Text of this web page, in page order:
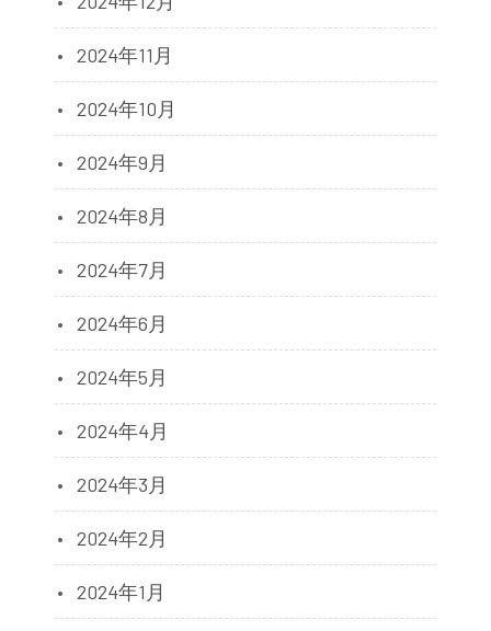
2024年11月
2024年10月
2024年9月
2024年8月
2024年7月
2024年6月
2024年5月
2024年4月
2024年3月
2024年2月
2024年1月